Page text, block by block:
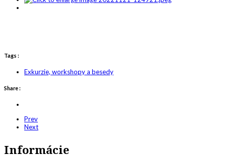
Tags :
Exkurzie, workshopy a besedy
Share :
Prev
Next
Informácie